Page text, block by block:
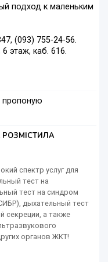
подход к маленьким
(093) 755-24-56.
этаж, каб. 616.
пропоную
спектр услуг для
тест на
тест на синдром
дыхательный тест
секреции, а также
органов ЖКТ!